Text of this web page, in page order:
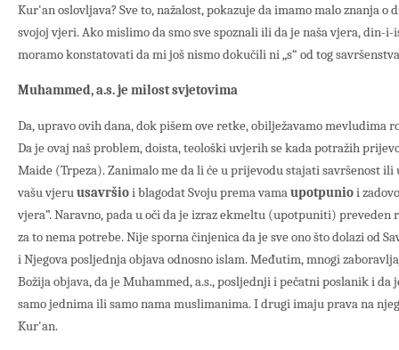
Kur'an oslovljava? Sve to, nažalost, pokazuje da imamo malo znanja o
svojoj vjeri. Ako mislimo da smo sve spoznali ili da je naša vjera, din-i-
moramo konstatovati da mi još nismo dokučili ni „s“ od tog
Muhammed, a.s. je milost svjetovima
Da, upravo ovih dana, dok pišem ove retke, obilježavamo mevludima
Da je ovaj naš problem, doista, teološki uvjerih se kada potražih
Maide (Trpeza). Zanimalo me da li će u prijevodu stajati savršenost ili
vašu vjeruusavršioi blagodat Svoju prema vamaupotpunioi
vjera”. Naravno, pada u oči da je izraz ekmeltu (upotpuniti) preveden
za to nema potrebe. Nije sporna činjenica da je sve ono što dolazi od
i Njegova posljednja objava odnosno islam. Međutim, mnogi
Božija objava, da je Muhammed, a.s., posljednji i pečatni poslanik i da
samo jednima ili samo nama muslimanima. I drugi imaju prava na
Kur'an.